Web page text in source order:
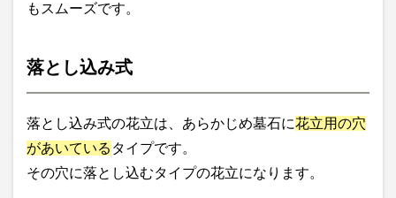
もスムーズです。
落とし込み式
落とし込み式の花立は、あらかじめ墓石に花立用の穴
があいている タイプです。
その穴に落とし込むタイプの花立になります。